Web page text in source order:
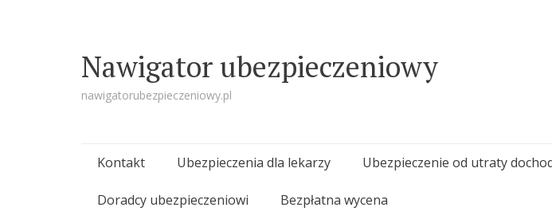
Nawigator ubezpieczeniowy
nawigatorubezpieczeniowy.pl
Skip
to
Kontakt Ubezpieczenia dla lekarzy Ubezpieczenie od utraty
Doradcy ubezpieczeniowi Bezpłatna wycena